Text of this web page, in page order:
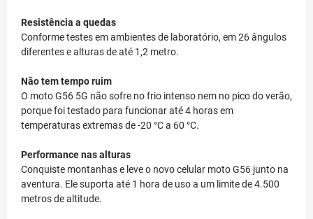
Resistência a quedas
Conforme testes em ambientes de laboratório, em 26 ângulos
diferentes e alturas de até 1,2 metro.
Não tem tempo ruim
O moto G56 5G não sofre no frio intenso nem no pico do verão,
porque foi testado para funcionar até 4 horas em
temperaturas extremas de -20 °C a 60 °C.
Performance nas alturas
Conquiste montanhas e leve o novo celular moto G56 junto na
aventura. Ele suporta até 1 hora de uso a um limite de 4.500
metros de altitude.